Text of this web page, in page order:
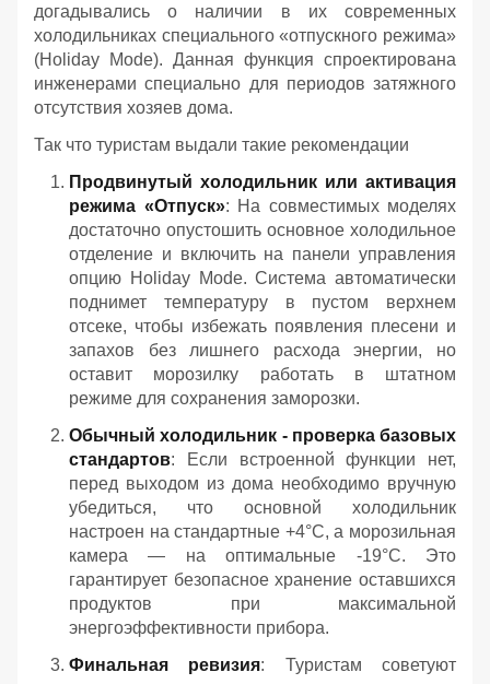
догадывались о наличии в их современных
холодильниках специального «отпускного режима»
(Holiday Mode). Данная функция спроектирована
инженерами специально для периодов затяжного
отсутствия хозяев дома.
Так что туристам выдали такие рекомендации
Продвинутый холодильник или активация
режима «Отпуск»: На совместимых моделях
достаточно опустошить основное холодильное
отделение и включить на панели управления
опцию Holiday Mode. Система автоматически
поднимет температуру в пустом верхнем
отсеке, чтобы избежать появления плесени и
запахов без лишнего расхода энергии, но
оставит морозилку работать в штатном
режиме для сохранения заморозки.
Обычный холодильник - проверка базовых
стандартов: Если встроенной функции нет,
перед выходом из дома необходимо вручную
убедиться, что основной холодильник
настроен на стандартные +4°C, а морозильная
камера — на оптимальные -19°C. Это
гарантирует безопасное хранение оставшихся
продуктов при максимальной
энергоэффективности прибора.
Финальная ревизия: Туристам советуют